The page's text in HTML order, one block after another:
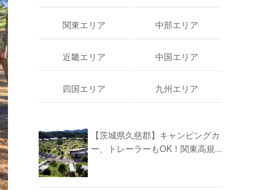
関東エリア 中部エリア
近畿エリア 中国エリア
四国エリア 九州エリア
【茨城県久慈郡】キャンピングカ
ー、トレーラーもOK！関東高規...